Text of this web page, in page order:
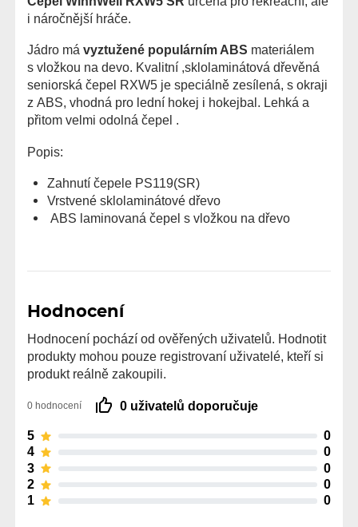
i náročnější hráče.
Jádro má vyztužené populárním ABS materiálem
s vložkou na devo. Kvalitní ,sklolaminátová dřevěná
seniorská čepel RXW5 je speciálně zesílená, s okraji
z ABS, vhodná pro lední hokej i hokejbal. Lehká a
přitom velmi odolná čepel .
Popis:
Zahnutí čepele PS119(SR)
Vrstvené sklolaminátové dřevo
ABS laminovaná čepel s vložkou na dřevo
Hodnocení
Hodnocení pochází od ověřených uživatelů. Hodnotit
produkty mohou pouze registrovaní uživatelé, kteří si
produkt reálně zakoupili.
0 hodnocení 0 uživatelů doporučuje
5
0
4
0
3
0
2
0
1
0